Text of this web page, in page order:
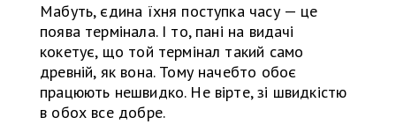
Мабуть, єдина їхня поступка часу — це
поява термінала. І то, пані на видачі
кокетує, що той термінал такий само
древній, як вона. Тому начебто обоє
працюють нешвидко. Не вірте, зі швидкістю
в обох все добре.